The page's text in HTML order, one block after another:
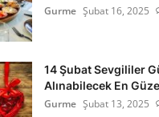
Gurme Şubat 16, 2025
14 Şubat Sevgililer
Alınabilecek En
Gurme Şubat 13, 2025